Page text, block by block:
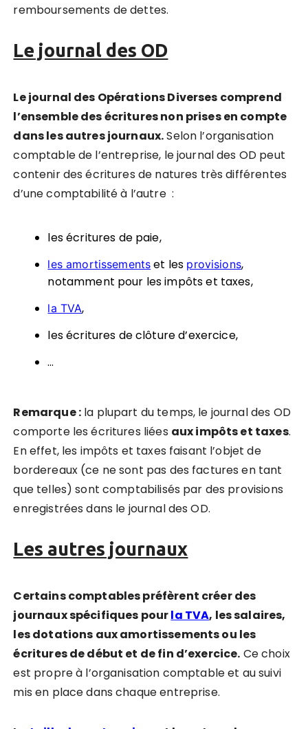
remboursements de dettes.
Le journal des OD
Le journal des Opérations Diverses comprend
l’ensemble des écritures non prises en compte
dans les autres journaux.Selon l’organisation
comptable de l’entreprise, le journal des OD peut
contenir des écritures de natures très différentes
d’une comptabilité à l’autre :
les écritures de paie,
les amortissements et les provisions,
notamment pour les impôts et taxes,
la TVA,
les écritures de clôture d’exercice,
…
Remarque :la plupart du temps, le journal des OD
comporte les écritures liées aux impôts et taxes.
En effet, les impôts et taxes faisant l’objet de
bordereaux (ce ne sont pas des factures en tant
que telles) sont comptabilisés par des provisions
enregistrées dans le journal des OD.
Les autres journaux
Certains comptables préfèrent créer des
journaux spécifiques pourla TVA, les salaires,
les dotations aux amortissements ou les
écritures de début et de fin d’exercice. Ce choix
est propre à l’organisation comptable et au suivi
mis en place dans chaque entreprise.